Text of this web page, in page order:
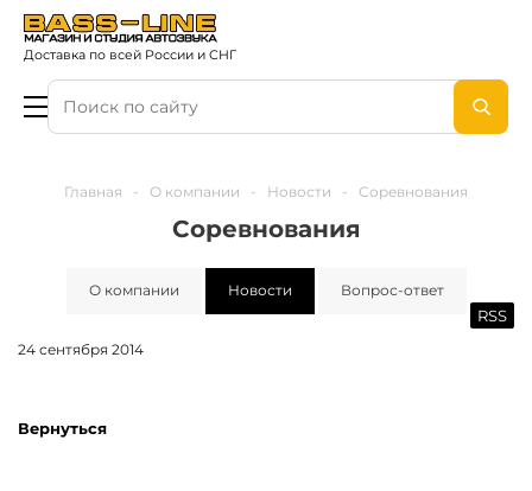
Доставка по всей России и СНГ
Главная - О компании - Новости - Соревнования
Соревнования
О компании Новости Вопрос-ответ
RSS
24 сентября 2014
Вернуться